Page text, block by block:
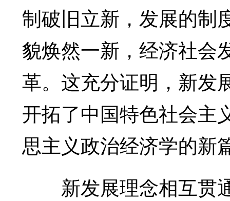
制破旧立新，发展的制
貌焕然一新，经济社会
革。这充分证明，新发
开拓了中国特色社会主
思主义政治经济学的新
新发展理念相互贯